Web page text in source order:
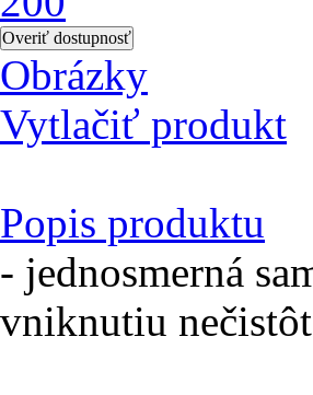
Obrázky
Vytlačiť produkt
Popis produktu
- jednosmerná
vniknutiu